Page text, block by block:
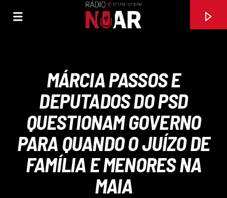
MÁRCIA PASSOS E
DEPUTADOS DO PSD
QUESTIONAM GOVERNO
PARA QUANDO O JUÍZO DE
FAMÍLIA E MENORES NA
MAIA